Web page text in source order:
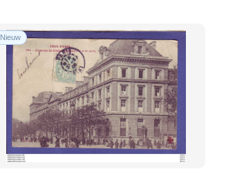
Nieuw